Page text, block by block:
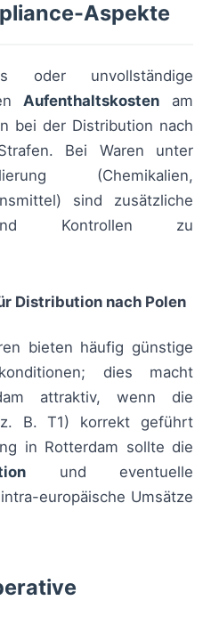
Aspekte
oder unvollständige
Aufenthaltskosten am
bei der Distribution nach
Bei Waren unter
(Chemikalien,
sind zusätzliche
und Kontrollen zu
Distribution nach Polen
bieten häufig günstige
dies macht
attraktiv, wenn die
B. T1) korrekt geführt
in Rotterdam sollte die
und eventuelle
europäische Umsätze